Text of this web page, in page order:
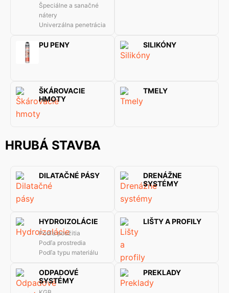
Špeciálne a sanačné
nátery
Univerzálna penetrácia
PU PENY SILIKÓNY
ŠKÁROVACIE
HMOTY
TMELY
HRUBÁ STAVBA
DILATAČNÉ PÁSY
DRENÁŽNE
SYSTÉMY
HYDROIZOLÁCIE
Podľa použitia
Podľa prostredia
Podľa typu materiálu
LIŠTY A PROFILY
ODPADOVÉ
SYSTÉMY
PREKLADY